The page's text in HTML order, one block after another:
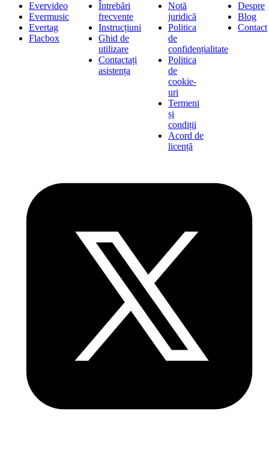
Evervideo
Evermusic
Evertag
Flacbox
Întrebări
frecvente
Instrucțiuni
Ghid de
utilizare
Contactați
asistența
Notă
juridică
Politica
de
confidențialitate
Politica
de
cookie-
uri
Termeni
și
condiții
Acord de
licență
Despre
Blog
Contact